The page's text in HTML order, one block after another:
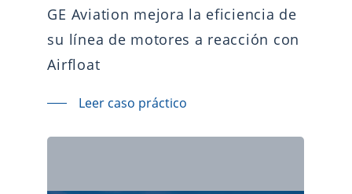
GE Aviation mejora la eficiencia de
su línea de motores a reacción con
Airfloat
Leer caso práctico